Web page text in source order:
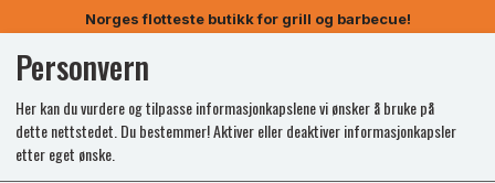
Norges flotteste butikk for grill og barbecue!
Personvern
Her kan du vurdere og tilpasse informasjonkapslene vi ønsker å bruke på
dette nettstedet. Du bestemmer! Aktiver eller deaktiver informasjonkapsler
etter eget ønske.